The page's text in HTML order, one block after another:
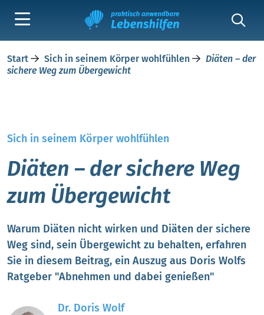
Start Sich in seinem Körper wohlfühlen
Diäten – der
sichere Weg zum Übergewicht
Sich in seinem Körper wohlfühlen
Diäten – der sichere Weg
zum Übergewicht
Warum Diäten nicht wirken und Diäten der sichere
Weg sind, sein Übergewicht zu behalten, erfahren
Sie in diesem Beitrag, ein Auszug aus Doris Wolfs
Ratgeber "Abnehmen und dabei genießen"
Dr. Doris Wolf